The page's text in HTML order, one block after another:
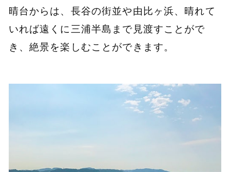
晴台からは、長谷の街並や由比ヶ浜、晴れて
いれば遠くに三浦半島まで見渡すことがで
き、絶景を楽しむことができます。